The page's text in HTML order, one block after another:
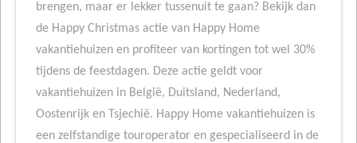
brengen, maar er lekker tussenuit te gaan? Bekijk dan
de Happy Christmas actie van Happy Home
vakantiehuizen en profiteer van kortingen tot wel 30%
tijdens de feestdagen. Deze actie geldt voor
vakantiehuizen in België, Duitsland, Nederland,
Oostenrijk en Tsjechië. Happy Home vakantiehuizen is
een zelfstandige touroperator en gespecialiseerd in de